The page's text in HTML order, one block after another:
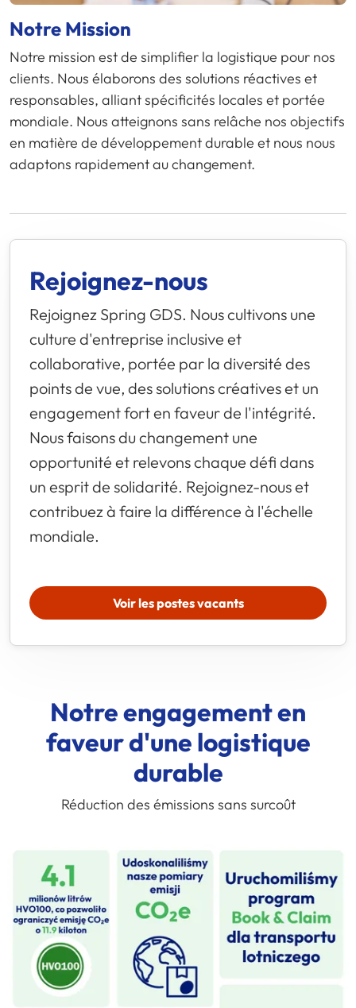
Notre Mission
Notre mission est de simplifier la logistique pour nos
clients. Nous élaborons des solutions réactives et
responsables, alliant spécificités locales et portée
mondiale. Nous atteignons sans relâche nos objectifs
en matière de développement durable et nous nous
adaptons rapidement au changement.
Rejoignez-nous
Rejoignez Spring GDS. Nous cultivons une
culture d'entreprise inclusive et
collaborative, portée par la diversité des
points de vue, des solutions créatives et un
engagement fort en faveur de l'intégrité.
Nous faisons du changement une
opportunité et relevons chaque défi dans
un esprit de solidarité. Rejoignez-nous et
contribuez à faire la différence à l'échelle
mondiale.
Voir les postes vacants
Notre engagement en
faveur d'une logistique
durable
Réduction des émissions sans surcoût